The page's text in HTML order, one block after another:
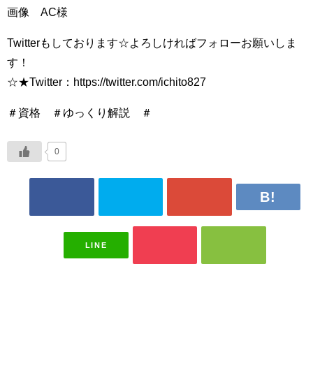
画像 AC様
Twitterもしております☆よろしければフォローお願いしま
す！
☆★Twitter：https://twitter.com/ichito827
＃資格 ＃ゆっくり解説 ＃
0
LINE